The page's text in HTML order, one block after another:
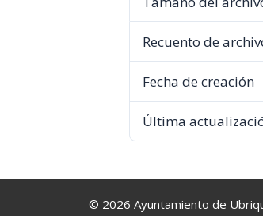
Recuento de
Fecha de creación
Última
© 2026 Ayuntamiento de